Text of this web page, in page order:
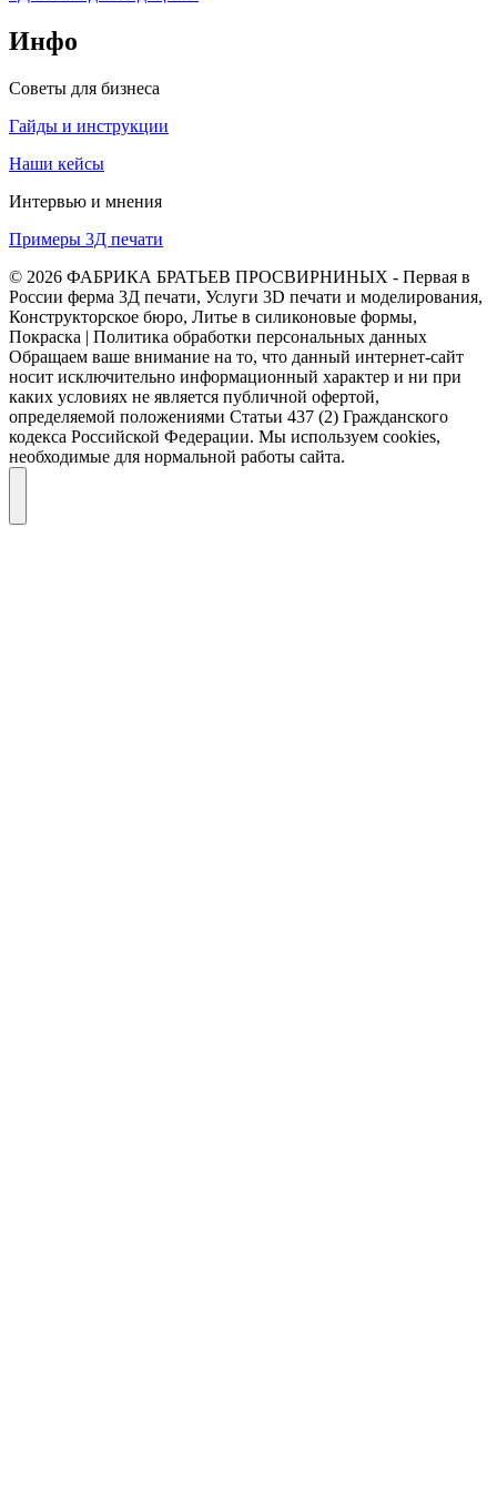
Инфо
Советы для бизнеса
Гайды и инструкции
Наши кейсы
Интервью и мнения
Примеры 3Д печати
© 2026 ФАБРИКА БРАТЬЕВ ПРОСВИРНИНЫХ - Первая в
России ферма 3Д печати, Услуги 3D печати и моделирования,
Конструкторское бюро, Литье в силиконовые формы,
Покраска | Политика обработки персональных данных
Обращаем ваше внимание на то, что данный интернет-сайт
носит исключительно информационный характер и ни при
каких условиях не является публичной офертой,
определяемой положениями Статьи 437 (2) Гражданского
кодекса Российской Федерации. Мы используем cookies,
необходимые для нормальной работы сайта.